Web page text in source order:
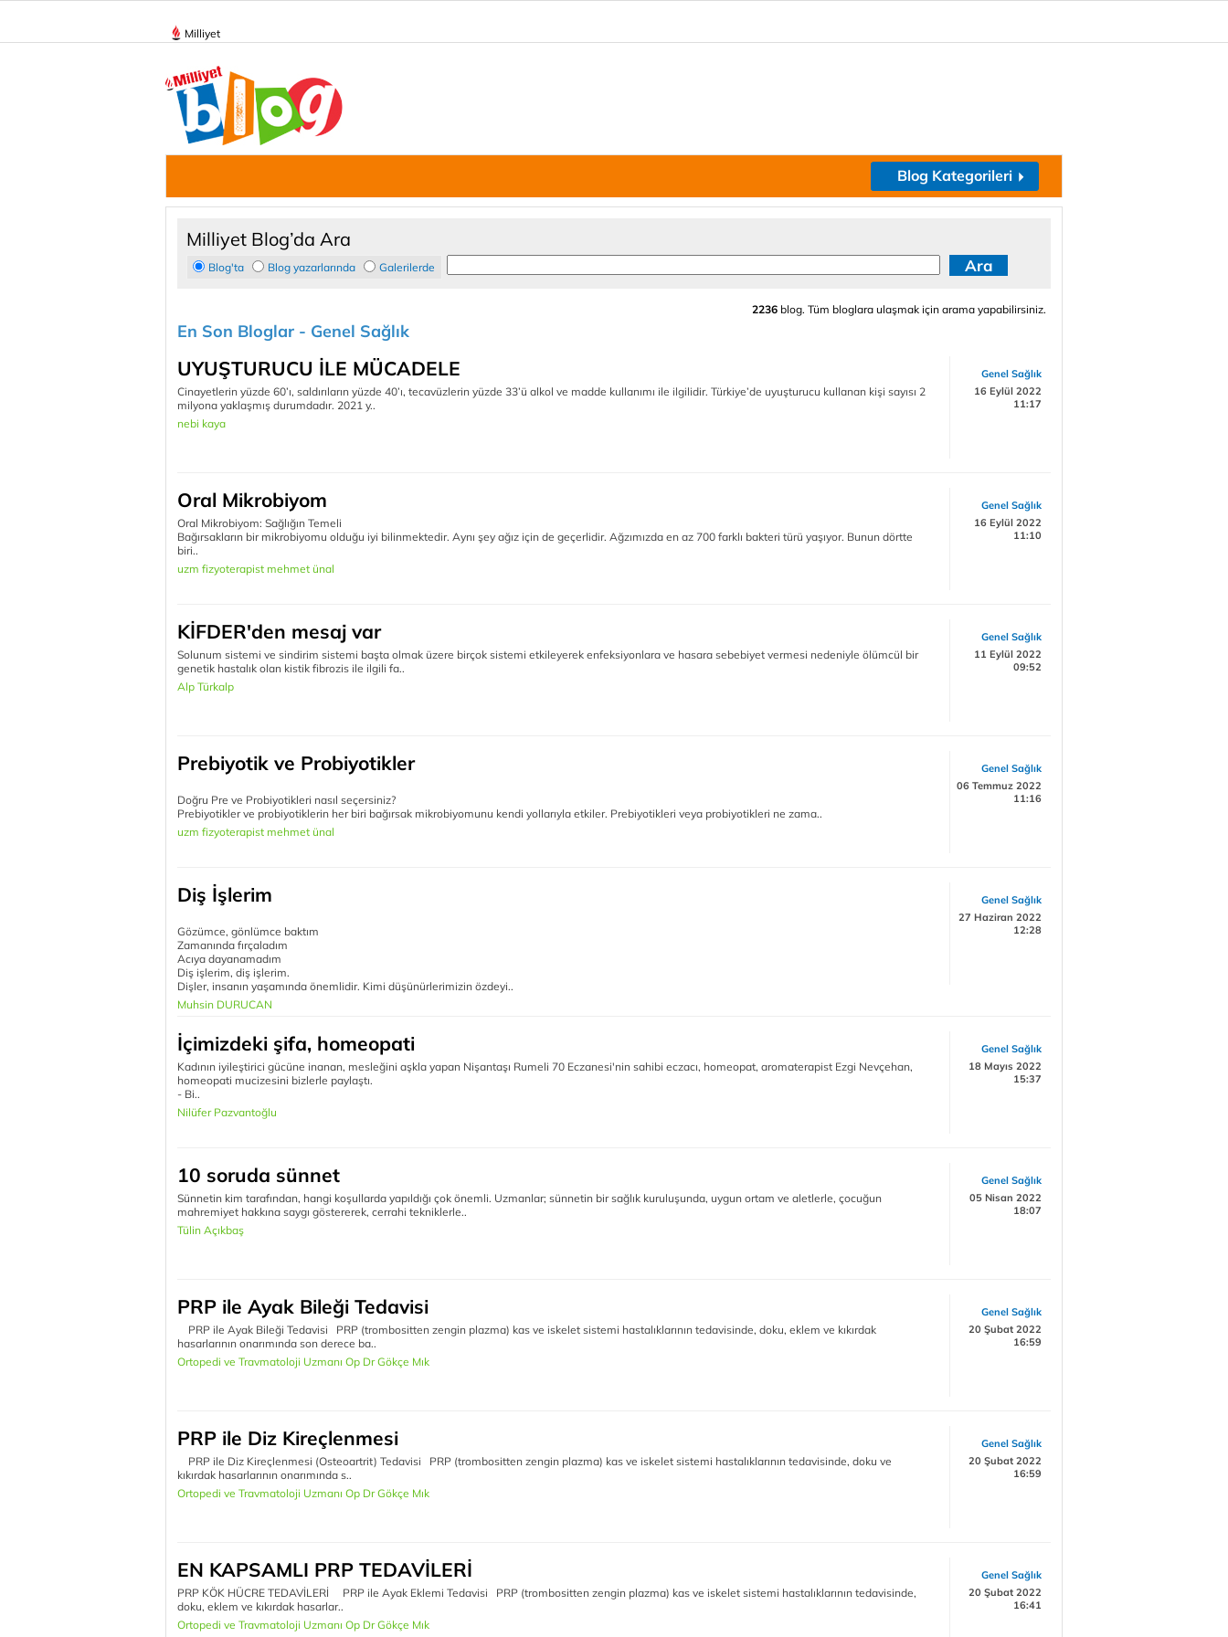
Milliyet
Blog Kategorileri
Milliyet Blog’da Ara
Blog'ta Blog yazarlarında Galerilerde
2236 blog. Tüm bloglara ulaşmak için arama yapabilirsiniz.
En Son Bloglar - Genel Sağlık
Genel Sağlık
16 Eylül 2022
11:17
UYUŞTURUCU İLE MÜCADELE
Cinayetlerin yüzde 60’ı, saldırıların yüzde 40’ı, tecavüzlerin yüzde 33’ü alkol ve madde kullanımı ile ilgilidir. Türkiye’de uyuşturucu kullanan kişi sayısı 2
milyona yaklaşmış durumdadır. 2021 y..
nebi kaya
Genel Sağlık
16 Eylül 2022
11:10
Oral Mikrobiyom
Oral Mikrobiyom: Sağlığın Temeli
Bağırsakların bir mikrobiyomu olduğu iyi bilinmektedir. Aynı şey ağız için de geçerlidir. Ağzımızda en az 700 farklı bakteri türü yaşıyor. Bunun dörtte
biri..
uzm fizyoterapist mehmet ünal
Genel Sağlık
11 Eylül 2022
09:52
KİFDER'den mesaj var
Solunum sistemi ve sindirim sistemi başta olmak üzere birçok sistemi etkileyerek enfeksiyonlara ve hasara sebebiyet vermesi nedeniyle ölümcül bir
genetik hastalık olan kistik fibrozis ile ilgili fa..
Alp Türkalp
Genel Sağlık
06 Temmuz 2022
11:16
Prebiyotik ve Probiyotikler
Doğru Pre ve Probiyotikleri nasıl seçersiniz?
Prebiyotikler ve probiyotiklerin her biri bağırsak mikrobiyomunu kendi yollarıyla etkiler. Prebiyotikleri veya probiyotikleri ne zama..
uzm fizyoterapist mehmet ünal
Genel Sağlık
27 Haziran 2022
12:28
Diş İşlerim
Gözümce, gönlümce baktım
Zamanında fırçaladım
Acıya dayanamadım
Diş işlerim, diş işlerim.
Dişler, insanın yaşamında önemlidir. Kimi düşünürlerimizin özdeyi..
Muhsin DURUCAN
Genel Sağlık
18 Mayıs 2022
15:37
İçimizdeki şifa, homeopati
Kadının iyileştirici gücüne inanan, mesleğini aşkla yapan Nişantaşı Rumeli 70 Eczanesi'nin sahibi eczacı, homeopat, aromaterapist Ezgi Nevçehan,
homeopati mucizesini bizlerle paylaştı.
- Bi..
Nilüfer Pazvantoğlu
Genel Sağlık
05 Nisan 2022
18:07
10 soruda sünnet
Sünnetin kim tarafından, hangi koşullarda yapıldığı çok önemli. Uzmanlar; sünnetin bir sağlık kuruluşunda, uygun ortam ve aletlerle, çocuğun
mahremiyet hakkına saygı göstererek, cerrahi tekniklerle..
Tülin Açıkbaş
Genel Sağlık
20 Şubat 2022
16:59
PRP ile Ayak Bileği Tedavisi
PRP ile Ayak Bileği Tedavisi PRP (trombositten zengin plazma) kas ve iskelet sistemi hastalıklarının tedavisinde, doku, eklem ve kıkırdak
hasarlarının onarımında son derece ba..
Ortopedi ve Travmatoloji Uzmanı Op Dr Gökçe Mık
Genel Sağlık
20 Şubat 2022
16:59
PRP ile Diz Kireçlenmesi
PRP ile Diz Kireçlenmesi (Osteoartrit) Tedavisi PRP (trombositten zengin plazma) kas ve iskelet sistemi hastalıklarının tedavisinde, doku ve
kıkırdak hasarlarının onarımında s..
Ortopedi ve Travmatoloji Uzmanı Op Dr Gökçe Mık
Genel Sağlık
20 Şubat 2022
16:41
EN KAPSAMLI PRP TEDAVİLERİ
PRP KÖK HÜCRE TEDAVİLERİ PRP ile Ayak Eklemi Tedavisi PRP (trombositten zengin plazma) kas ve iskelet sistemi hastalıklarının tedavisinde,
doku, eklem ve kıkırdak hasarlar..
Ortopedi ve Travmatoloji Uzmanı Op Dr Gökçe Mık